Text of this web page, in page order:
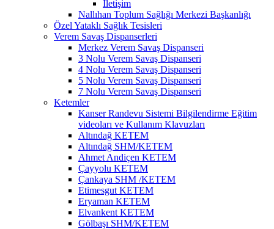
İletişim
Nallıhan Toplum Sağlığı Merkezi Başkanlığı
Özel Yataklı Sağlık Tesisleri
Verem Savaş Dispanserleri
Merkez Verem Savaş Dispanseri
3 Nolu Verem Savaş Dispanseri
4 Nolu Verem Savaş Dispanseri
5 Nolu Verem Savaş Dispanseri
7 Nolu Verem Savaş Dispanseri
Ketemler
Kanser Randevu Sistemi Bilgilendirme Eğitim
videoları ve Kullanım Klavuzları
Altındağ KETEM
Altındağ SHM/KETEM
Ahmet Andiçen KETEM
Çayyolu KETEM
Çankaya SHM /KETEM
Etimesgut KETEM
Eryaman KETEM
Elvankent KETEM
Gölbaşı SHM/KETEM